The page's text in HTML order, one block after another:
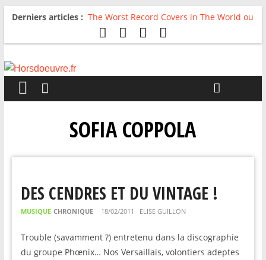
Derniers articles : The Worst Record Covers in The World ou
Comment rire du pire
Avril 2026 : C’est dans les vieux pots
For The First Time, Again : Tyler Ballgame
SOFIA COPPOLA
DES CENDRES ET DU VINTAGE !
MUSIQUE CHRONIQUE 18/02/2011 ELISE GUILLON
Trouble (savamment ?) entretenu dans la discographie
du groupe Phœnix… Nos Versaillais, volontiers adeptes